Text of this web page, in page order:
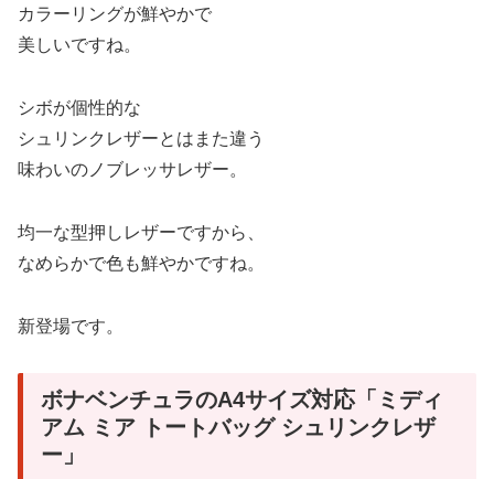
カラーリングが鮮やかで
美しいですね。
シボが個性的な
シュリンクレザーとはまた違う
味わいのノブレッサレザー。
均一な型押しレザーですから、
なめらかで色も鮮やかですね。
新登場です。
ボナベンチュラのA4サイズ対応「ミディ
アム ミア トートバッグ シュリンクレザ
ー」